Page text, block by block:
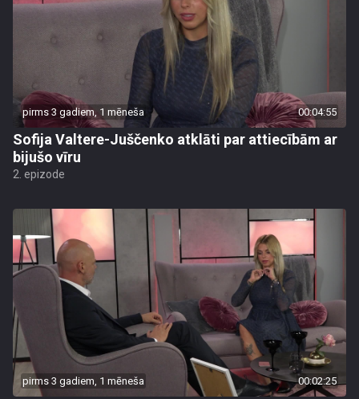
pirms 3 gadiem, 1 mēneša 00:04:55
Sofija Valtere-Juščenko atklāti par attiecībām ar
bijušo vīru
2. epizode
pirms 3 gadiem, 1 mēneša 00:02:25